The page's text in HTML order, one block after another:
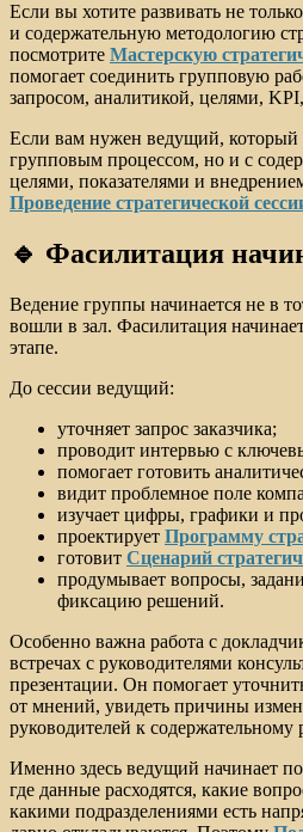
Если вы хотите развивать не
и содержательную методологию
посмотрите Мастерскую
помогает соединить групповую
запросом, аналитикой, целями,
Если вам нужен ведущий, который
групповым процессом, но и с
целями, показателями и
Проведение стратегической
🔹 Фасилитация
Ведение группы начинается не в
вошли в зал. Фасилитация
этапе.
До сессии ведущий:
уточняет запрос заказчика;
проводит интервью с
помогает готовить
видит проблемное поле
изучает цифры, графики и
проектирует Программу
готовит Сценарий
продумывает вопросы,
фиксацию решений.
Особенно важна работа с
встречах с руководителями
презентации. Он помогает
от мнений, увидеть причины
руководителей к содержательному
Именно здесь ведущий начинает
где данные расходятся, какие
какими подразделениями есть